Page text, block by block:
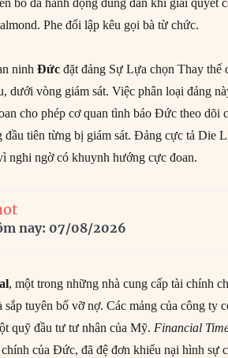
bố đã hành động đúng đắn khi giải quyết
Phe đối lập kêu gọi bà từ chức.
ninhĐức đặt đảng Sự Lựa chọn Thay
dưới vòng giám sát. Việc phân loại đảng
cho phép cơ quan tình báo Đức theo dõi
đầu tiên từng bị giám sát. Đảng cực tả Die
nghi ngờ có khuynh hướng cực đoan.
nay: 07/08/2026
, một trong những nhà cung cấp tài chính
sắp tuyên bố vỡ nợ. Các mảng của công ty
quỹ đầu tư tư nhân của Mỹ. Financial
của Đức, đã đệ đơn khiếu nại hình sự